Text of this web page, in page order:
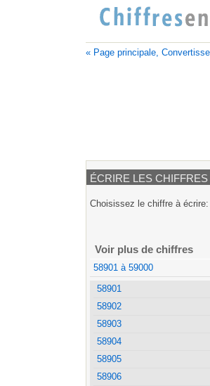
« Page principale,
ÉCRIRE LES CHIFFRES
Choisissez le chiffre à écrire:
Voir plus de chiffres
58901 à 59000
58901
58902
58903
58904
58905
58906